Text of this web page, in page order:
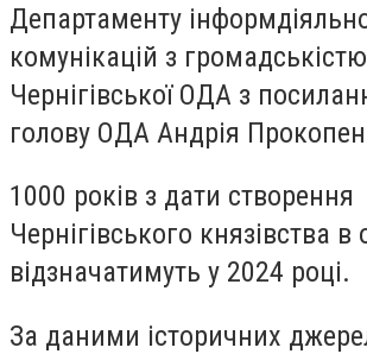
Департаменту
комунікацій з громадськістю
Чернігівської ОДА з
голову ОДА Андрія
1000 років з дати створення
Чернігівського князівства в
відзначатимуть у 2024 році.
За даними історичних